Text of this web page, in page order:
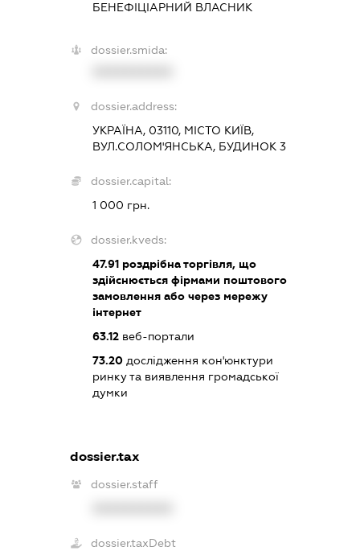
БЕНЕФІЦІАРНИЙ ВЛАСНИК
dossier.smida:
dossier.address:
УКРАЇНА, 03110, МІСТО КИЇВ,
ВУЛ.СОЛОМ'ЯНСЬКА, БУДИНОК 3
dossier.capital:
1 000 грн.
dossier.kveds:
47.91 роздрібна торгівля, що
здійснюється фірмами поштового
замовлення або через мережу
інтернет
63.12 веб-портали
73.20 дослідження кон'юнктури
ринку та виявлення громадської
думки
dossier.tax
dossier.staff
dossier.taxDebt